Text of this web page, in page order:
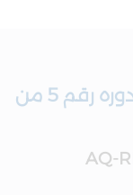
الشقة رقم 3022/124 حوض المدوره رقم 5 من